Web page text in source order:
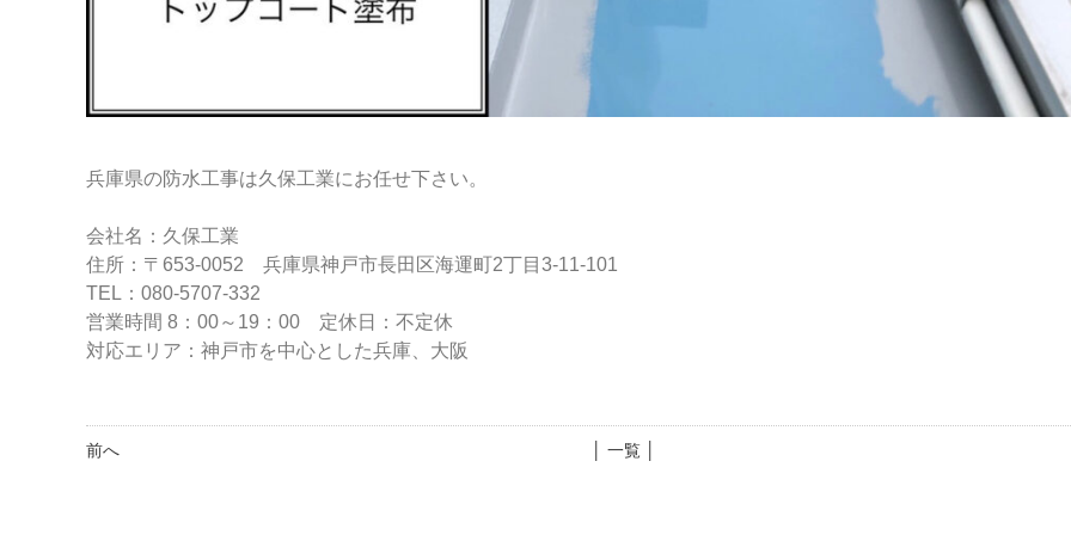
兵庫県の防水工事は久保工業にお任せ下さい。
会社名：久保工業
住所：〒653-0052 兵庫県神戸市長田区海運町2丁目3-11-101
TEL：080-5707-332
営業時間 8：00～19：00 定休日：不定休
対応エリア：神戸市を中心とした兵庫、大阪
前へ │ 一覧 │